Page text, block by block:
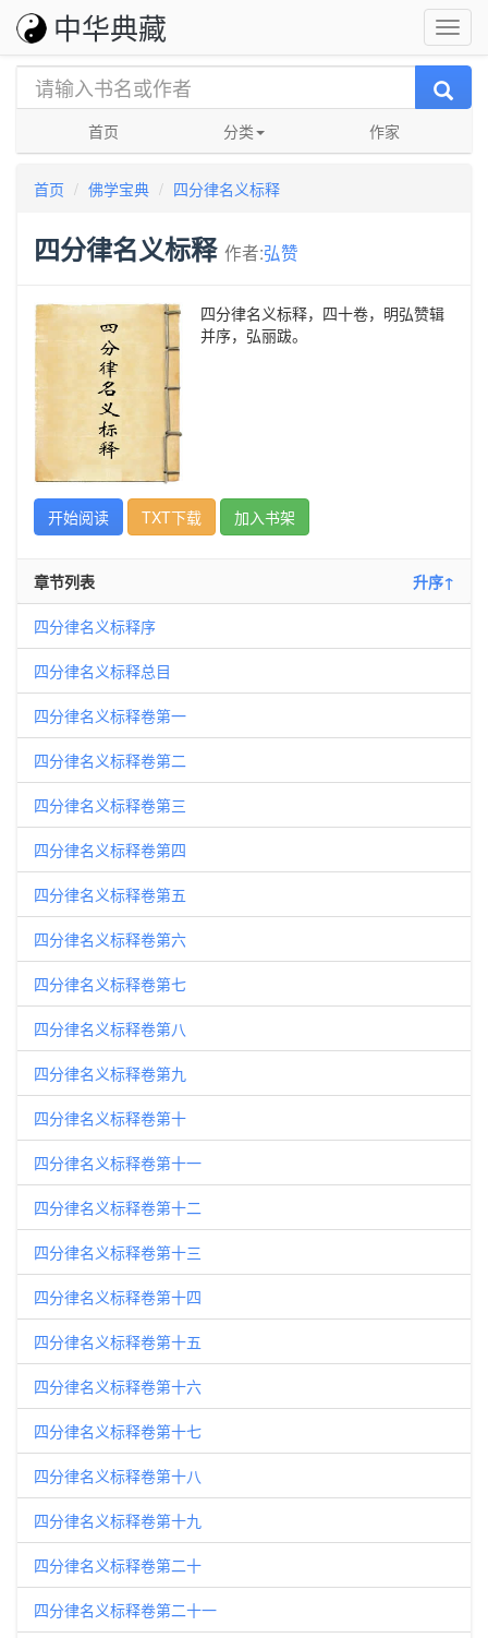
中华典藏
首页 分类 作家
首页 佛学宝典 四分律名义标释
四分律名义标释 作者:弘赞
四分律名义标释，四十卷，明弘赞辑
并序，弘丽跋。
开始阅读 TXT下载 加入书架
章节列表 升序↑
四分律名义标释序
四分律名义标释总目
四分律名义标释卷第一
四分律名义标释卷第二
四分律名义标释卷第三
四分律名义标释卷第四
四分律名义标释卷第五
四分律名义标释卷第六
四分律名义标释卷第七
四分律名义标释卷第八
四分律名义标释卷第九
四分律名义标释卷第十
四分律名义标释卷第十一
四分律名义标释卷第十二
四分律名义标释卷第十三
四分律名义标释卷第十四
四分律名义标释卷第十五
四分律名义标释卷第十六
四分律名义标释卷第十七
四分律名义标释卷第十八
四分律名义标释卷第十九
四分律名义标释卷第二十
四分律名义标释卷第二十一